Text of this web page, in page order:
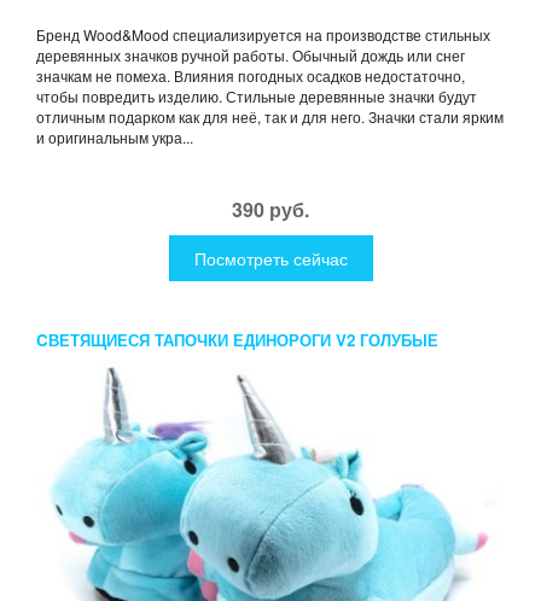
Бренд Wood&Mood специализируется на производстве стильных
деревянных значков ручной работы. Обычный дождь или снег
значкам не помеха. Влияния погодных осадков недостаточно,
чтобы повредить изделию. Стильные деревянные значки будут
отличным подарком как для неё, так и для него. Значки стали ярким
и оригинальным укра...
390 руб.
Посмотреть сейчас
CВЕТЯЩИЕСЯ ТАПОЧКИ ЕДИНОРОГИ V2 ГОЛУБЫЕ